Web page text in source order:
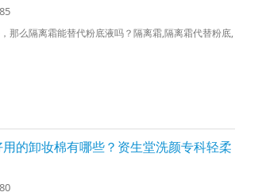
那么隔离霜能替代粉底液吗？隔离霜,隔离霜代替粉底,
的卸妆棉有哪些？资生堂洗颜专科轻柔